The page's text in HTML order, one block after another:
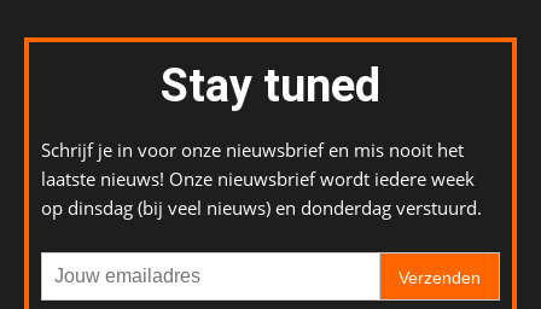
Stay tuned
Schrijf je in voor onze nieuwsbrief en mis nooit het
laatste nieuws! Onze nieuwsbrief wordt iedere week
op dinsdag (bij veel nieuws) en donderdag verstuurd.
Verzenden